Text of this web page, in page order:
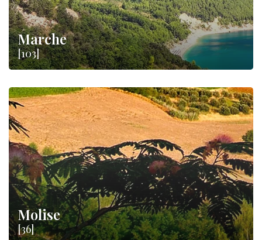
Marche
[103]
Molise
[36]